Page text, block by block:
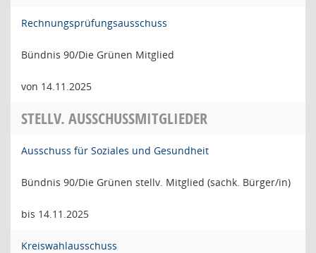
Rechnungsprüfungsausschuss
Bündnis 90/Die Grünen Mitglied
von 14.11.2025
STELLV. AUSSCHUSSMITGLIEDER
Ausschuss für Soziales und Gesundheit
Bündnis 90/Die Grünen stellv. Mitglied (sachk. Bürger/in)
bis 14.11.2025
Kreiswahlausschuss